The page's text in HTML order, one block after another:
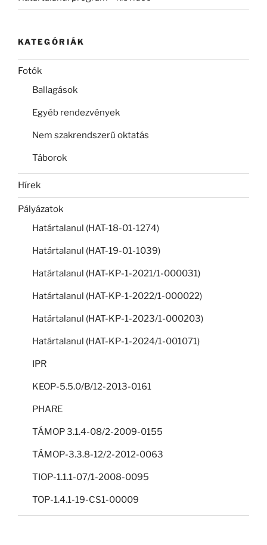
KATEGÓRIÁK
Fotók
Ballagások
Egyéb rendezvények
Nem szakrendszerű oktatás
Táborok
Hírek
Pályázatok
Határtalanul (HAT-18-01-1274)
Határtalanul (HAT-19-01-1039)
Határtalanul (HAT-KP-1-2021/1-000031)
Határtalanul (HAT-KP-1-2022/1-000022)
Határtalanul (HAT-KP-1-2023/1-000203)
Határtalanul (HAT-KP-1-2024/1-001071)
IPR
KEOP-5.5.0/B/12-2013-0161
PHARE
TÁMOP 3.1.4-08/2-2009-0155
TÁMOP-3.3.8-12/2-2012-0063
TIOP-1.1.1-07/1-2008-0095
TOP-1.4.1-19-CS1-00009